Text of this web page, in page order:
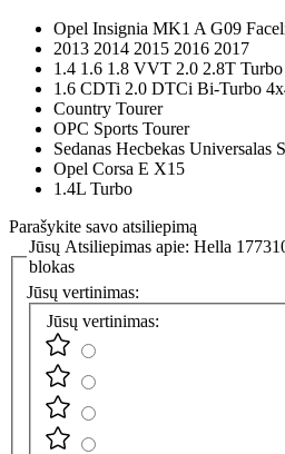
Opel Insignia MK1 A G09
2013 2014 2015 2016 2017
1.4 1.6 1.8 VVT 2.0 2.8T
1.6 CDTi 2.0 DTCi Bi-Turbo
Country Tourer
OPC Sports Tourer
Sedanas Hecbekas Universalas
Opel Corsa E X15
1.4L Turbo
Parašykite savo atsiliepimą
Jūsų Atsiliepimas apie: Hella
blokas
Jūsų vertinimas:
Jūsų vertinimas: